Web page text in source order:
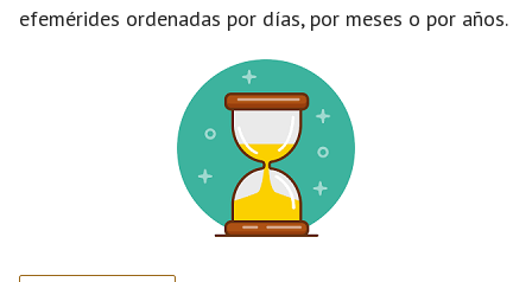
efemérides ordenadas por días, por meses o por años.